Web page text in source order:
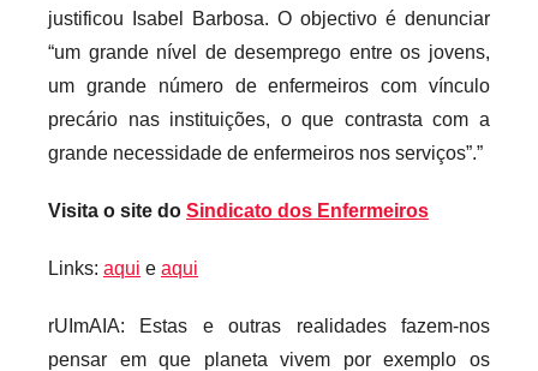
justificou Isabel Barbosa. O objectivo é denunciar
“um grande nível de desemprego entre os jovens,
um grande número de enfermeiros com vínculo
precário nas instituições, o que contrasta com a
grande necessidade de enfermeiros nos serviços”.”
Visita o site do Sindicato dos Enfermeiros
Links: aqui e aqui
rUImAIA: Estas e outras realidades fazem-nos
pensar em que planeta vivem por exemplo os